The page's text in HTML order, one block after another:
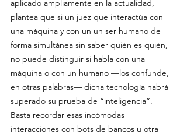
aplicado ampliamente en la actualidad,
plantea que si un juez que interactúa con
una máquina y con un un ser humano de
forma simultánea sin saber quién es quién,
no puede distinguir si habla con una
máquina o con un humano —los confunde,
en otras palabras— dicha tecnología habrá
superado su prueba de “inteligencia”.
Basta recordar esas incómodas
interacciones con bots de bancos u otra